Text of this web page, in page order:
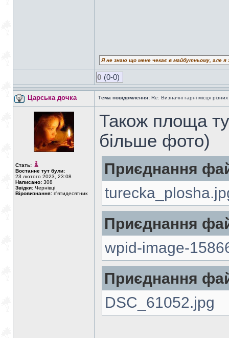
Я не знаю що мене чекає в майбутньому, але
0 (0-0)
Царська дочка Тема повідомлення: Re: Визначні гарні місця
Стать:
Востаннє тут були:
23 лютого 2023, 23:08
Написано: 308
Звідки: Чернівці
Віровизнання: п'ятидесятник
Також площа
більше фото)
Приєднання
Приєднання
wpid-image-
Приєднання
DSC_61052.jpg